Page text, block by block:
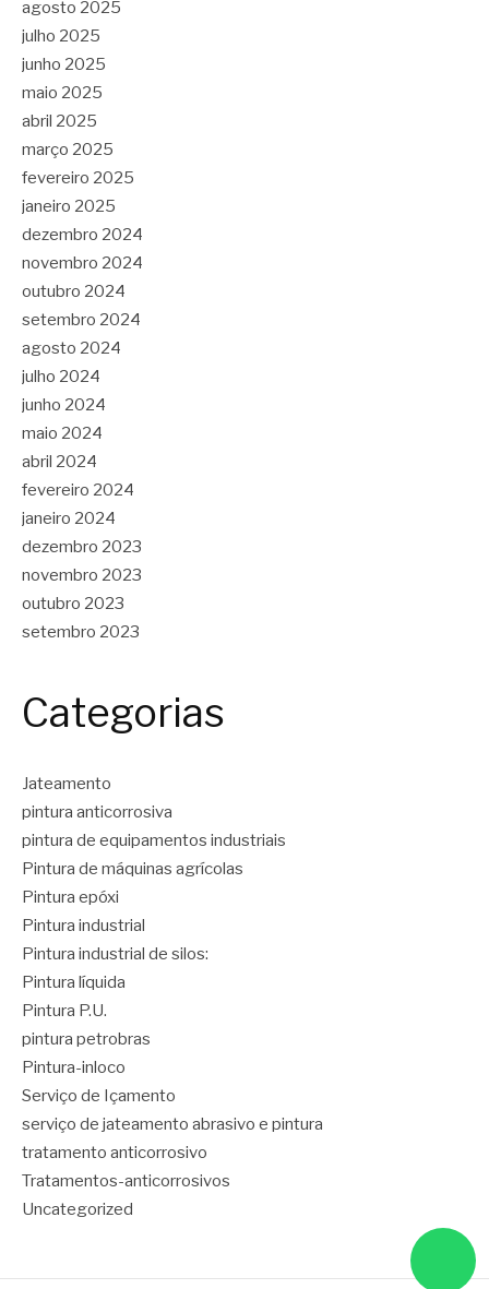
agosto 2025
julho 2025
junho 2025
maio 2025
abril 2025
março 2025
fevereiro 2025
janeiro 2025
dezembro 2024
novembro 2024
outubro 2024
setembro 2024
agosto 2024
julho 2024
junho 2024
maio 2024
abril 2024
fevereiro 2024
janeiro 2024
dezembro 2023
novembro 2023
outubro 2023
setembro 2023
Categorias
Jateamento
pintura anticorrosiva
pintura de equipamentos industriais
Pintura de máquinas agrícolas
Pintura epóxi
Pintura industrial
Pintura industrial de silos:
Pintura líquida
Pintura P.U.
pintura petrobras
Pintura-inloco
Serviço de Içamento
serviço de jateamento abrasivo e pintura
tratamento anticorrosivo
Tratamentos-anticorrosivos
Uncategorized